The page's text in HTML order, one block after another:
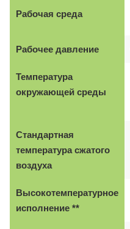
Рабочая среда
Рабочее давление
Температура
окружающей среды
Стандартная
температура сжатого
воздуха
Высокотемпературное
исполнение **